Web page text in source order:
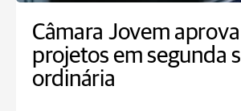
Câmara Jovem
projetos em segunda
ordinária